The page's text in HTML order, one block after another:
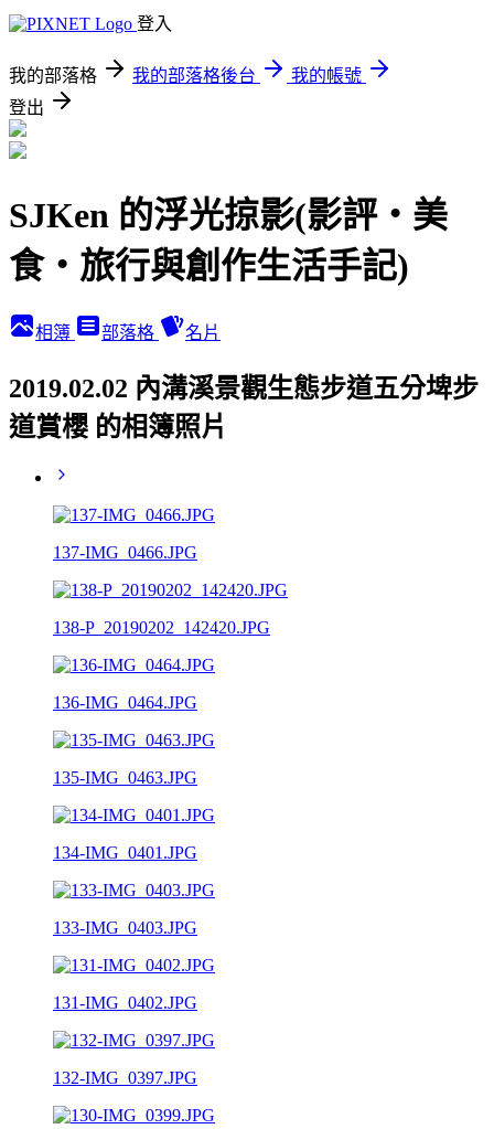
登入
我的部落格 我的部落格後台
我的帳號
登出
SJKen 的浮光掠影(影評‧美
食‧旅行與創作生活手記)
相簿 部落格 名片
2019.02.02 內溝溪景觀生態步道五分埤步
道賞櫻 的相簿照片
137-IMG_0466.JPG
138-P_20190202_142420.JPG
136-IMG_0464.JPG
135-IMG_0463.JPG
134-IMG_0401.JPG
133-IMG_0403.JPG
131-IMG_0402.JPG
132-IMG_0397.JPG